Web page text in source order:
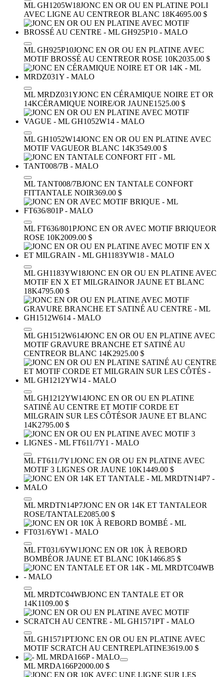
ML GH1205W18JONC EN OR OU EN PLATINE POLI
AVEC LIGNE AU CENTREOR BLANC 18K4695.00 $
ML GH925P10JONC EN OR OU EN PLATINE AVEC
MOTIF BROSSÉ AU CENTREOR ROSE 10K2035.00 $
ML MRDZ031YJONC EN CÉRAMIQUE NOIRE ET OR
14KCÉRAMIQUE NOIRE/OR JAUNE1525.00 $
ML GH1052W14JONC EN OR OU EN PLATINE AVEC
MOTIF VAGUEOR BLANC 14K3549.00 $
ML TANT008/7BJONC EN TANTALE CONFORT
FITTANTALE NOIR369.00 $
ML FT636/801PJONC EN OR AVEC MOTIF BRIQUEOR
ROSE 10K2009.00 $
ML GH1183YW18JONC EN OR OU EN PLATINE AVEC
MOTIF EN X ET MILGRAINOR JAUNE ET BLANC
18K4795.00 $
ML GH1512W614JONC EN OR OU EN PLATINE AVEC
MOTIF GRAVURE BRANCHE ET SATINÉ AU
CENTREOR BLANC 14K2925.00 $
ML GH1212YW14JONC EN OR OU EN PLATINE
SATINÉ AU CENTRE ET MOTIF CORDE ET
MILGRAIN SUR LES CÔTÉSOR JAUNE ET BLANC
14K2795.00 $
ML FT611/7Y1JONC EN OR OU EN PLATINE AVEC
MOTIF 3 LIGNES OR JAUNE 10K1449.00 $
ML MRDTN14P7JONC EN OR 14K ET TANTALEOR
ROSE/TANTALE2085.00 $
ML FT031/6YW1JONC EN OR 10K À REBORD
BOMBÉOR JAUNE ET BLANC 10K1466.85 $
ML MRDTC04WBJONC EN TANTALE ET OR
14K1109.00 $
ML GH1571PTJONC EN OR OU EN PLATINE AVEC
MOTIF SCRATCH AU CENTREPLATINE3619.00 $
ML MRDA166P2000.00 $